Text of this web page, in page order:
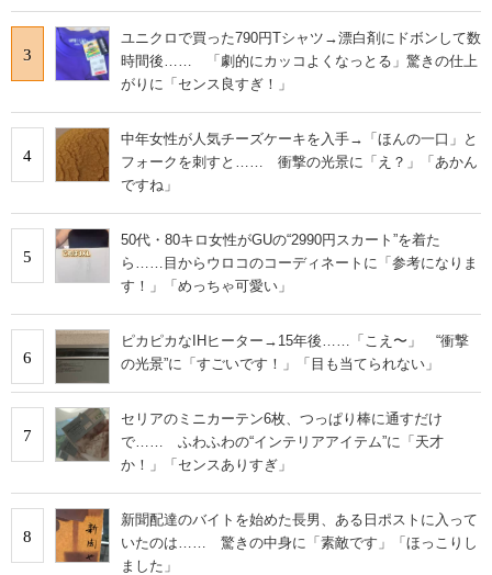
3
ユニクロで買った790円Tシャツ→漂白剤にドボンして数
時間後…… 「劇的にカッコよくなっとる」驚きの仕上
がりに「センス良すぎ！」
4
中年女性が人気チーズケーキを入手→「ほんの一口」と
フォークを刺すと…… 衝撃の光景に「え？」「あかん
ですね」
5
50代・80キロ女性がGUの“2990円スカート”を着た
ら……目からウロコのコーディネートに「参考になりま
す！」「めっちゃ可愛い」
6
ピカピカなIHヒーター→15年後……「こえ〜」 “衝撃
の光景”に「すごいです！」「目も当てられない」
7
セリアのミニカーテン6枚、つっぱり棒に通すだけ
で…… ふわふわの“インテリアアイテム”に「天才
か！」「センスありすぎ」
8
新聞配達のバイトを始めた長男、ある日ポストに入って
いたのは…… 驚きの中身に「素敵です」「ほっこりし
ました」